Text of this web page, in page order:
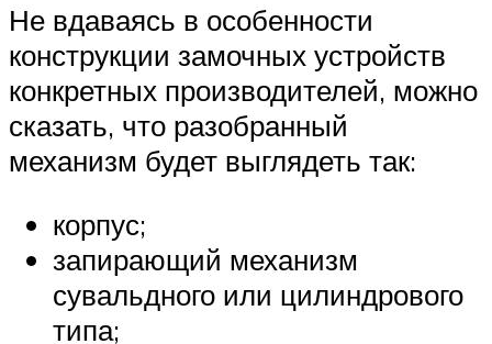
Не вдаваясь в особенности
конструкции замочных устройств
конкретных производителей, можно
сказать, что разобранный
механизм будет выглядеть так:
корпус;
запирающий механизм
сувальдного или цилиндрового
типа;